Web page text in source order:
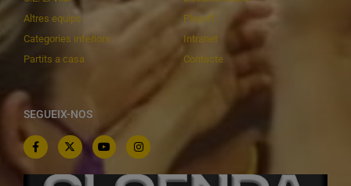
Altres equips
Categories inferiors
Partits a casa
Playoff
Intranet
Contacte
SEGUEIX-NOS